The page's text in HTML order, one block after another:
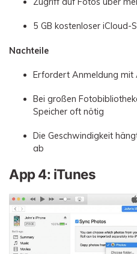
5 GB kostenloser iCloud-
Nachteile
Erfordert Anmeldung mit
Bei großen
Speicher oft nötig
Die Geschwindigkeit
ab
App 4: iTunes